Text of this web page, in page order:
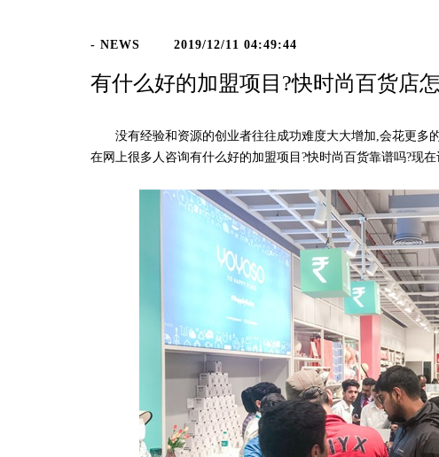
- NEWS 2019/12/11 04:49:44
有什么好的加盟项目?快时尚百货店
没有经验和资源的创业者往往成功难度大大增加,会花更多
在网上很多人咨询有什么好的加盟项目?快时尚百货靠谱吗?现